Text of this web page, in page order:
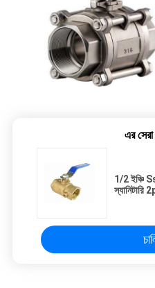
এর
1/2 ইঞ্চি
স্যানিটারি